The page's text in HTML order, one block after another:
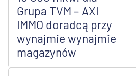
Grupa TVM – AXI
IMMO doradcą przy
wynajmie wynajmie
magazynów